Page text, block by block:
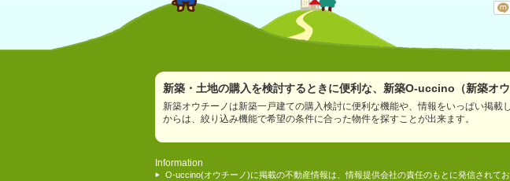
新築・土地の購入を検討するときに便利な、新築O-uccino（新築オ
新築オウチーノは新築一戸建ての購入検討に便利な機能や、情報をいっぱい掲
からは、絞り込み機能で希望の条件に合った物件を探すことが出来ます。
Information
O-uccino(オウチーノ)に掲載の不動産情報は、情報提供会社の責任のもとに発信され